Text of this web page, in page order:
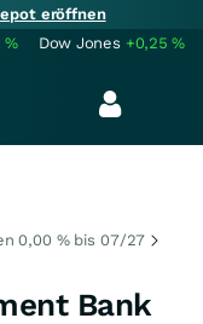
eröffnen
% Dow Jones +0,25%
0,00 % bis 07/27
Bank